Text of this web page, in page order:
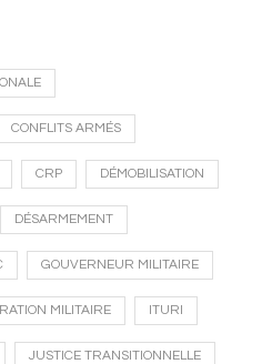
CONFLITS ARMÉS
CRP DÉMOBILISATION
DÉSARMEMENT
GOUVERNEUR MILITAIRE
MILITAIRE ITURI
JUSTICE TRANSITIONNELLE